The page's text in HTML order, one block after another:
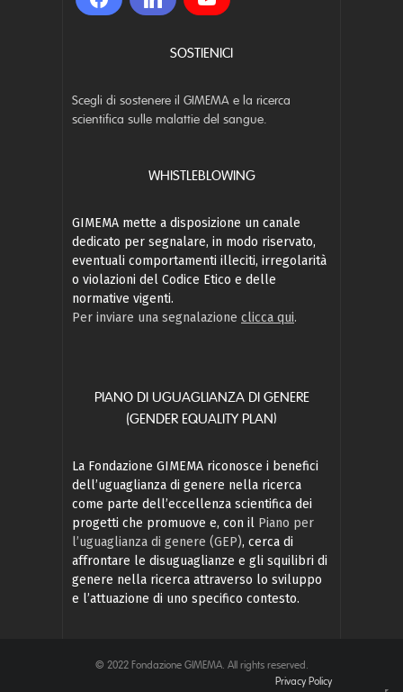
SOSTIENICI
Scegli di sostenere il GIMEMA e la ricerca
scientifica sulle malattie del sangue.
WHISTLEBLOWING
GIMEMA mette a disposizione un canale
dedicato per segnalare, in modo riservato,
eventuali comportamenti illeciti, irregolarità
o violazioni del Codice Etico e delle
normative vigenti.
Per inviare una segnalazione clicca qui.
PIANO DI UGUAGLIANZA DI GENERE
(GENDER EQUALITY PLAN)
La Fondazione GIMEMA riconosce i benefici
dell’uguaglianza di genere nella ricerca
come parte dell’eccellenza scientifica dei
progetti che promuove e, con il Piano per
l’uguaglianza di genere (GEP), cerca di
affrontare le disuguaglianze e gli squilibri di
genere nella ricerca attraverso lo sviluppo
e l’attuazione di uno specifico contesto.
© 2022 Fondazione GIMEMA. All rights reserved.
Privacy Policy